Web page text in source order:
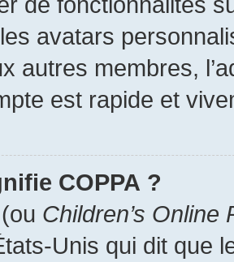
avatars
autres membres,
est rapide et
COPPA ?
Children’s
Unis qui dit que